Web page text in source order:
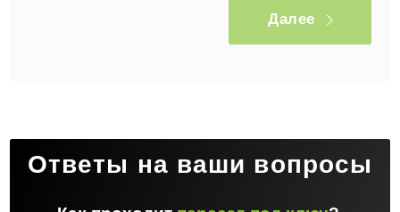
Далее
Ответы на ваши вопросы